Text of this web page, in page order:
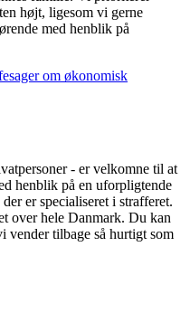
højt, ligesom vi gerne
med henblik på
om økonomisk
- er velkomne til at
henblik på en uforpligtende
er specialiseret i strafferet.
over hele Danmark. Du kan
vender tilbage så hurtigt som